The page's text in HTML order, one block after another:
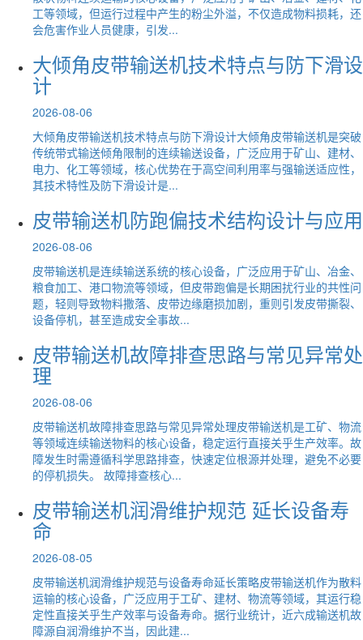
工等领域，但运行过程中产生的粉尘外溢，不仅造成物料损耗，还
会危害作业人员健康，引发...
大倾角皮带输送机技术特点与防下滑设
计
2026-08-06
大倾角皮带输送机技术特点与防下滑设计大倾角皮带输送机是突破
传统带式输送倾角限制的连续输送设备，广泛应用于矿山、建材、
电力、化工等领域，核心优势在于高空间利用率与强输送适应性，
其技术特性及防下滑设计是...
皮带输送机防跑偏技术结构设计与应用
2026-08-06
皮带输送机是连续输送系统的核心设备，广泛应用于矿山、冶金、
粮食加工、港口物流等领域，但皮带跑偏是长期困扰行业的共性问
题，轻则导致物料撒落、皮带边缘磨损加剧，重则引发皮带撕裂、
设备停机，甚至造成安全事故...
皮带输送机故障排查思路与常见异常处
理
2026-08-06
皮带输送机故障排查思路与常见异常处理皮带输送机是工矿、物流
等领域连续输送物料的核心设备，稳定运行直接关乎生产效率。故
障发生时需遵循科学思路排查，快速定位根源并处理，避免不必要
的停机损失。 故障排查核心...
皮带输送机润滑维护规范 延长设备寿
命
2026-08-05
皮带输送机润滑维护规范与设备寿命延长策略皮带输送机作为散料
运输的核心设备，广泛应用于工矿、建材、物流等领域，其运行稳
定性直接关乎生产效率与设备寿命。据行业统计，近六成输送机故
障源自润滑维护不当，因此建...